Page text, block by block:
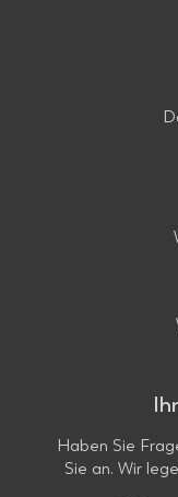
Haben Sie
Sie an. Wir